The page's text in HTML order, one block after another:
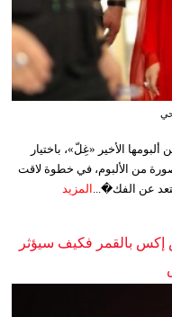
الأخير «غِلّ»، باختيار
من الألبوم، في خطوة لاقت
عن الفك�... المزيد
بالقمر فكيف سيؤثر